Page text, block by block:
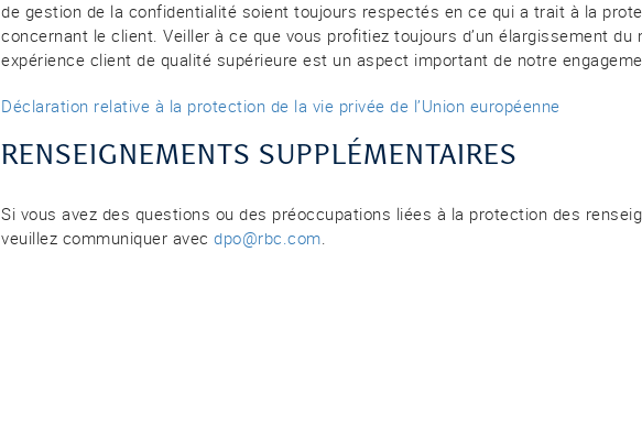
de gestion de la confidentialité soient toujours respectés en ce qui a trait à la
concernant le client. Veiller à ce que vous profitiez toujours d’un élargissement du
expérience client de qualité supérieure est un aspect important de notre
Déclaration relative à la protection de la vie privée de l’Union européenne
RENSEIGNEMENTS SUPPLÉMENTAIRES
Si vous avez des questions ou des préoccupations liées à la protection des
veuillez communiquer avec dpo@rbc.com.